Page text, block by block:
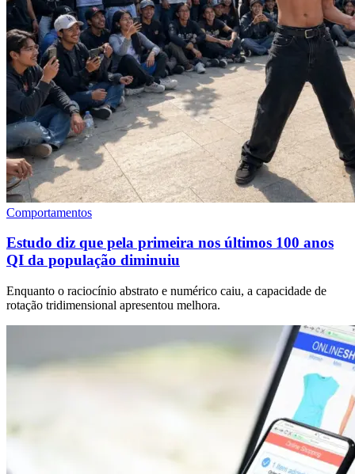
Comportamentos
Estudo diz que pela primeira nos últimos 100 anos
QI da população diminuiu
Enquanto o raciocínio abstrato e numérico caiu, a capacidade de
rotação tridimensional apresentou melhora.